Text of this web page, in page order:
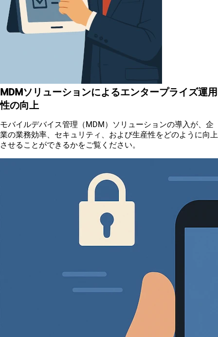
MDMソリューションによるエンタープライズ運用
性の向上
モバイルデバイス管理（MDM）ソリューションの導入が、企
業の業務効率、セキュリティ、および生産性をどのように向上
させることができるかをご覧ください。